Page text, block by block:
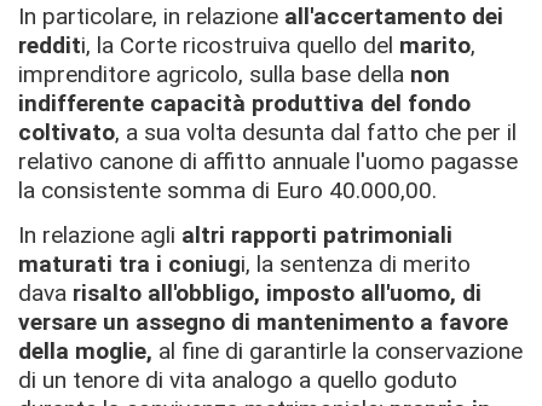
In particolare, in relazione all'accertamento dei
redditi, la Corte ricostruiva quello del marito,
imprenditore agricolo, sulla base della non
indifferente capacità produttiva del fondo
coltivato, a sua volta desunta dal fatto che per il
relativo canone di affitto annuale l'uomo pagasse
la consistente somma di Euro 40.000,00.
In relazione agli altri rapporti patrimoniali
maturati tra i coniugi, la sentenza di merito
dava risalto all'obbligo, imposto all'uomo, di
versare un assegno di mantenimento a favore
della moglie, al fine di garantirle la conservazione
di un tenore di vita analogo a quello goduto